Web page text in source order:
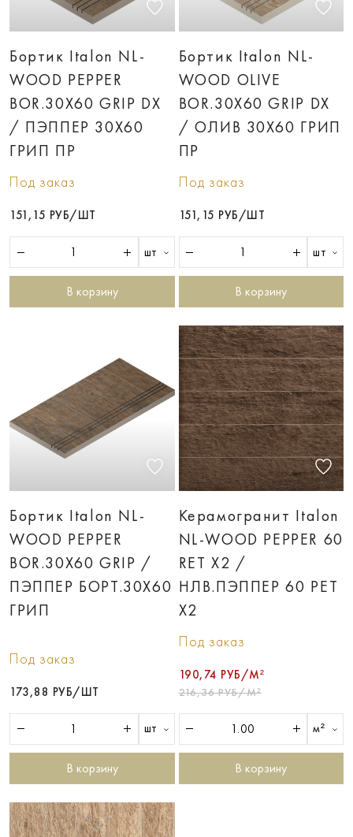
Бортик Italon NL-
WOOD PEPPER
BOR.30X60 GRIP DX
/ ПЭППЕР 30X60
ГРИП ПР
Под заказ
151,15 РУБ/ШТ
шт
В корзину
Бортик Italon NL-
WOOD OLIVE
BOR.30X60 GRIP DX
/ ОЛИВ 30X60 ГРИП
ПР
Под заказ
151,15 РУБ/ШТ
шт
В корзину
Бортик Italon NL-
WOOD PEPPER
BOR.30X60 GRIP /
ПЭППЕР БОРT.30X60
ГРИП
Под заказ
173,88 РУБ/ШТ
шт
В корзину
Керамогранит Italon
NL-WOOD PEPPER 60
RET X2 /
НЛВ.ПЭППЕР 60 РЕТ
Х2
Под заказ
190,74 РУБ/М²
216,36 РУБ/М²
м²
В корзину